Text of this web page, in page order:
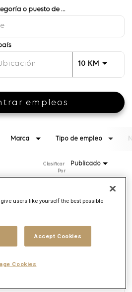
10 KM
empleos
Marca Tipo de empleo
Publicado
Clasificar
Por
Manager
users like yourself the best possible
Accept Cookies
Cookies